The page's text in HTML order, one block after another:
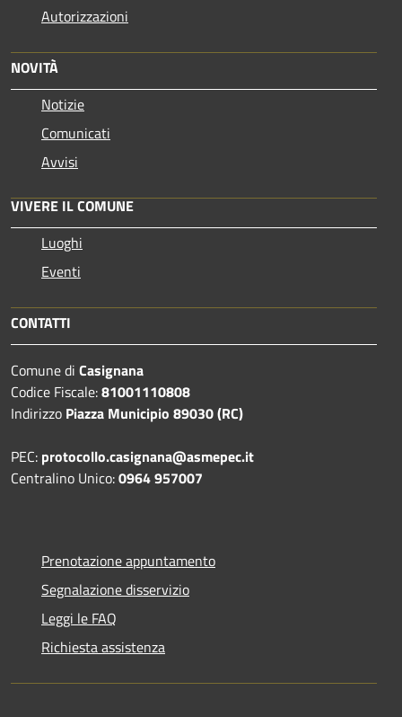
Autorizzazioni
NOVITÀ
Notizie
Comunicati
Avvisi
VIVERE IL COMUNE
Luoghi
Eventi
CONTATTI
Comune di Casignana
Codice Fiscale:81001110808
Indirizzo Piazza Municipio 89030 (RC)
PEC: protocollo.casignana@asmepec.it
Centralino Unico:0964 957007
Prenotazione appuntamento
Segnalazione disservizio
Leggi le FAQ
Richiesta assistenza